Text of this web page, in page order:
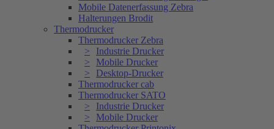
Mobile Datenerfassung Zebra
Halterungen Brodit
Thermodrucker
Thermodrucker Zebra
Industrie Drucker
Mobile Drucker
Desktop-Drucker
Thermodrucker cab
Thermodrucker SATO
Industrie Drucker
Mobile Drucker